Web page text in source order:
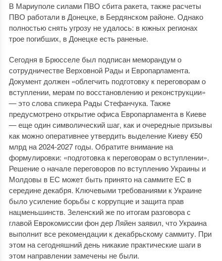
В Мариуполе силами ПВО сбита ракета, также расчеты
ПВО работали в Донецке, в Бердянском районе. Однако
полностью снять угрозу не удалось: в южных регионах
трое погибших, в Донецке есть раненые.
Сегодня в Брюсселе был подписан меморандум о
сотрудничестве Верховной Рады и Европарламента.
Документ должен «облегчить подготовку к переговорам о
вступлении, мерам по восстановлению и реконструкции»
— это слова спикера Рады Стефанчука. Также
предусмотрено открытие офиса Европарламента в Киеве
— еще один символический шаг, как и очередные призывы
как можно оперативнее утвердить выделение Киеву €50
млрд на 2024-2027 годы. Обратите внимание на
формулировки: «подготовка к переговорам о вступлении».
Решение о начале переговоров по вступлению Украины и
Молдовы в ЕС может быть принято на саммите ЕС в
середине декабря. Ключевыми требованиями к Украине
было усиление борьбы с коррупцие и защита прав
нацменьшинств. Зеленский же по итогам разговора с
главой Еврокомиссии фон дер Ляйен заявил, что Украина
выполнит все рекомендации к декабрьскому саммиту. При
этом на сегодняшний день никакие практические шаги в
этом направлении замечены не были.